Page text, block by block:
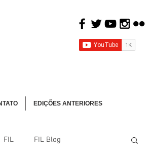
EDIÇÕES ANTERIORES
FIL FIL Blog